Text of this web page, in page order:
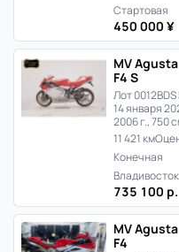
Стартовая
450 000 ¥
MV Agusta
F4 S
Лот 0012
14 января
2006 г., 750
11 421 км
Конечная
Владивосток
735 100 р.
MV Agusta
F4